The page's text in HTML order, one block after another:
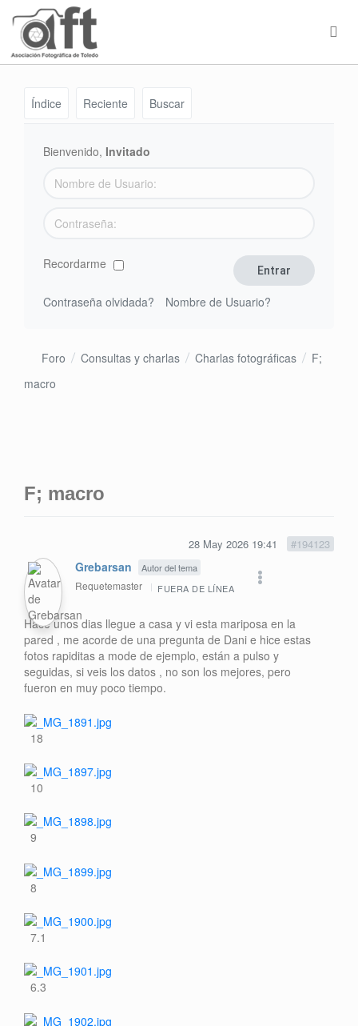
Índice Reciente Buscar
Bienvenido, Invitado
Recordarme
Contraseña olvidada? Nombre de Usuario?
Foro Consultas y charlas Charlas fotográficas
F;
macro
F; macro
28 May 2026 19:41 #194123
Grebarsan Autor del tema
Requetemaster FUERA DE LÍNEA
Hace unos dias llegue a casa y vi esta mariposa en la
pared , me acorde de una pregunta de Dani e hice estas
fotos rapiditas a mode de ejemplo, están a pulso y
seguidas, si veis los datos , no son los mejores, pero
fueron en muy poco tiempo.
18
10
9
8
7.1
6.3